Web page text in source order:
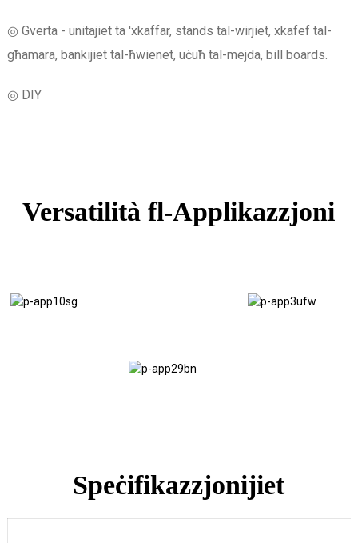
◎ Gverta - unitajiet ta 'xkaffar, stands tal-wirjiet, xkafef tal-
għamara, bankijiet tal-ħwienet, uċuħ tal-mejda, bill boards.
◎ DIY
Versatilità fl-Applikazzjoni
Speċifikazzjonijiet